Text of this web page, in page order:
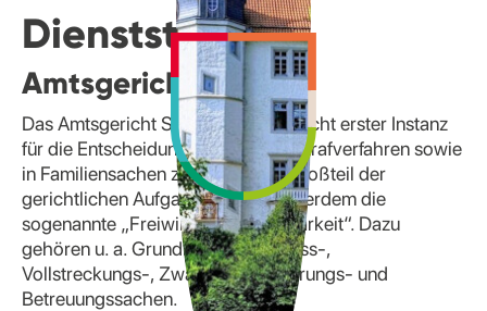
Dienststelle
Amtsgericht Seesen
Das Amtsgericht Seesen ist als Gericht erster Instanz
für die Entscheidung in Zivil- und Strafverfahren sowie
in Familiensachen zuständig. Ein Großteil der
gerichtlichen Aufgaben betrifft außerdem die
sogenannte „Freiwillige Gerichtsbarkeit“. Dazu
gehören u. a. Grundbuch-, Nachlass-,
Vollstreckungs-, Zwangsversteigerungs- und
Betreuungssachen.